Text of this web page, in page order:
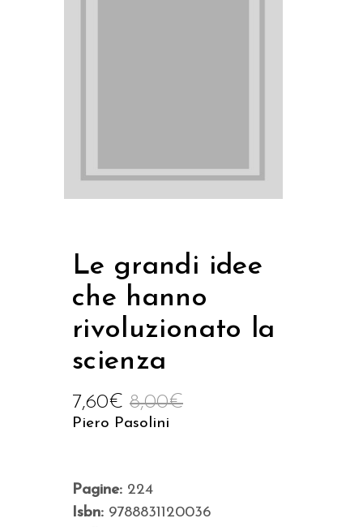
Le grandi idee
che hanno
rivoluzionato la
scienza
8,00€
7,60€
Piero Pasolini
Pagine: 224
Isbn: 9788831120036